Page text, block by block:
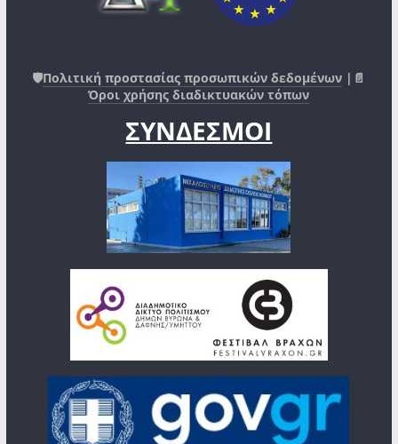
🛡️Πολιτική προστασίας προσωπικών δεδομένων |📄
Όροι χρήσης διαδικτυακών τόπων
ΣΥΝΔΕΣΜΟΙ